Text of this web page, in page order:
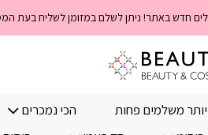
יותר משלמים פחות הכי נמכרים